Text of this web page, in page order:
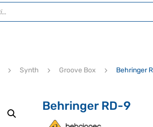
Synth Groove Box Behringer
Behringer RD-9